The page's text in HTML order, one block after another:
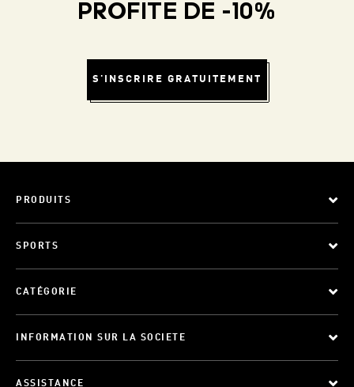
PROFITE DE -10%
S'INSCRIRE GRATUITEMENT
PRODUITS
SPORTS
CATÉGORIE
INFORMATION SUR LA SOCIETE
ASSISTANCE